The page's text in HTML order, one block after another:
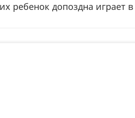
ребенок допоздна играет